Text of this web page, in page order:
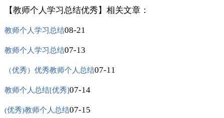
【教师个人学习总结优秀】相关文章：
教师个人学习总结08-21
教师个人学习总结07-13
（优秀）优秀教师个人总结07-11
教师个人总结[优秀]07-14
(优秀)教师个人总结07-15